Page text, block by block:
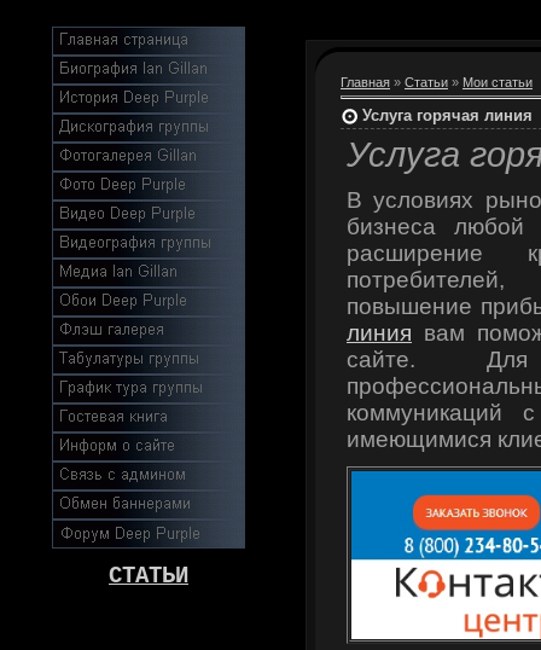
СТАТЬИ
Главная » Статьи » Мои статьи
Услуга горячая линия
Услуга
В условиях
бизнеса любой
расширение
повышение
линия вам
сайте. Для
коммуникаций
имеющимися